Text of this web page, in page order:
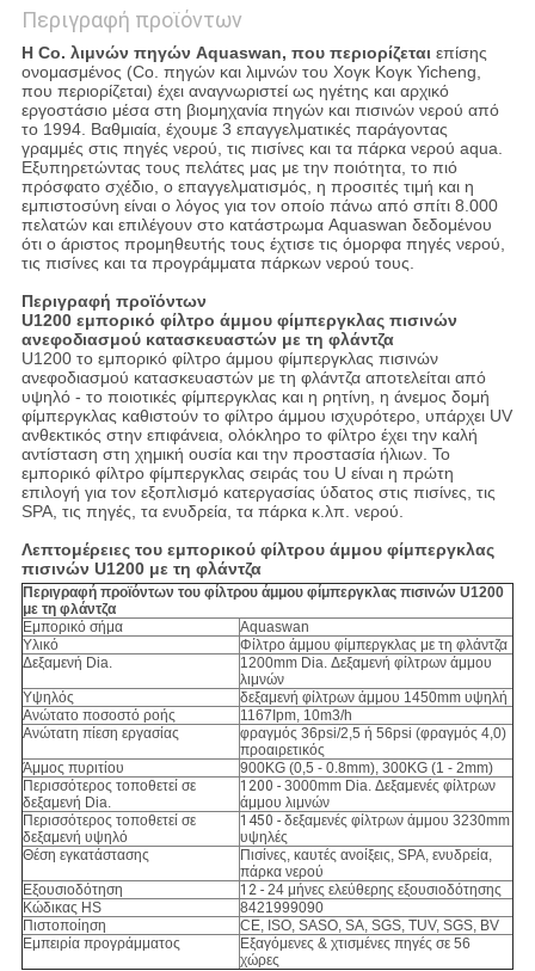
Περιγραφή προϊόντων
Η Co. λιμνών πηγών Aquaswan, που περιορίζεταιεπίσης
ονομασμένος (Co. πηγών και λιμνών του Χογκ Κογκ Yicheng,
που περιορίζεται) έχει αναγνωριστεί ως ηγέτης και αρχικό
εργοστάσιο μέσα στη βιομηχανία πηγών και πισινών νερού από
το 1994. Βαθμιαία, έχουμε 3 επαγγελματικές παράγοντας
γραμμές στις πηγές νερού, τις πισίνες και τα πάρκα νερού aqua.
Εξυπηρετώντας τους πελάτες μας με την ποιότητα, το πιό
πρόσφατο σχέδιο, ο επαγγελματισμός, η προσιτές τιμή και η
εμπιστοσύνη είναι ο λόγος για τον οποίο πάνω από σπίτι 8.000
πελατών και επιλέγουν στο κατάστρωμα Aquaswan δεδομένου
ότι ο άριστος προμηθευτής τους έχτισε τις όμορφα πηγές νερού,
τις πισίνες και τα προγράμματα πάρκων νερού τους.
Περιγραφή προϊόντων
U1200 εμπορικό φίλτρο άμμου φίμπεργκλας πισινών
ανεφοδιασμού κατασκευαστών με τη φλάντζα
U1200 το εμπορικό φίλτρο άμμου φίμπεργκλας πισινών
ανεφοδιασμού κατασκευαστών με τη φλάντζα αποτελείται από
υψηλό - το ποιοτικές φίμπεργκλας και η ρητίνη, η άνεμος δομή
φίμπεργκλας καθιστούν το φίλτρο άμμου ισχυρότερο, υπάρχει UV
ανθεκτικός στην επιφάνεια, ολόκληρο το φίλτρο έχει την καλή
αντίσταση στη χημική ουσία και την προστασία ήλιων. Το
εμπορικό φίλτρο φίμπεργκλας σειράς του U είναι η πρώτη
επιλογή για τον εξοπλισμό κατεργασίας ύδατος στις πισίνες, τις
SPA, τις πηγές, τα ενυδρεία, τα πάρκα κ.λπ. νερού.
Λεπτομέρειες του εμπορικού φίλτρου άμμου φίμπεργκλας
πισινών U1200 με τη φλάντζα
Περιγραφή προϊόντων του φίλτρου άμμου φίμπεργκλας πισινών U1200
με τη φλάντζα
Εμπορικό σήμα
Aquaswan
Υλικό
Φίλτρο άμμου φίμπεργκλας με τη φλάντζα
Δεξαμενή Dia.
1200mm Dia. Δεξαμενή φίλτρων άμμου
λιμνών
Υψηλός
δεξαμενή φίλτρων άμμου 1450mm υψηλή
Ανώτατο ποσοστό ροής
1167Ipm, 10m3/h
Ανώτατη πίεση εργασίας
φραγμός 36psi/2,5 ή 56psi (φραγμός 4,0)
προαιρετικός
Άμμος πυριτίου
900KG (0,5 - 0.8mm), 300KG (1 - 2mm)
Περισσότερος τοποθετεί σε
δεξαμενή Dia.
1200 - 3000mm Dia. Δεξαμενές φίλτρων
άμμου λιμνών
Περισσότερος τοποθετεί σε
δεξαμενή υψηλό
1450 - δεξαμενές φίλτρων άμμου 3230mm
υψηλές
Θέση εγκατάστασης
Πισίνες, καυτές ανοίξεις, SPA, ενυδρεία,
πάρκα νερού
Εξουσιοδότηση
12 - 24 μήνες ελεύθερης εξουσιοδότησης
Κώδικας HS
8421999090
Πιστοποίηση
CE, ISO, SASO, SA, SGS, TUV, SGS, BV
Εμπειρία προγράμματος
Εξαγόμενες & χτισμένες πηγές σε 56
χώρες